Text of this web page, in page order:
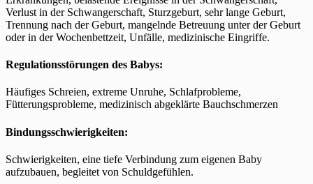
Verlust in der Schwangerschaft, Sturzgeburt, sehr lange Geburt,
Trennung nach der Geburt, mangelnde Betreuung unter der Geburt
oder in der Wochenbettzeit, Unfälle, medizinische Eingriffe.
Regulationsstörungen des Babys:
Häufiges Schreien, extreme Unruhe, Schlafprobleme,
Fütterungsprobleme, medizinisch abgeklärte Bauchschmerzen
Bindungsschwierigkeiten:
Schwierigkeiten, eine tiefe Verbindung zum eigenen Baby
aufzubauen, begleitet von Schuldgefühlen.